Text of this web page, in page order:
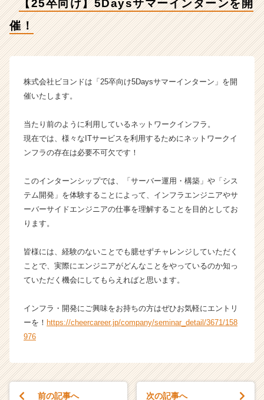
タ
イ
|
ャ
ー・
成
企
業
ウ
ト
が
就
活
ト
【25卒向け】5Daysサマーインターンを開
催！
株式会社ビヨンドは「25卒向け5Daysサマーインターン」を開
催いたします。
当たり前のように利用しているネットワークインフラ。
現在では、様々なITサービスを利用するためにネットワークイ
ンフラの存在は必要不可欠です！
このインターンシップでは、「サーバー運用・構築」や「シス
テム開発」を体験することによって、インフラエンジニアやサ
ーバーサイドエンジニアの仕事を理解することを目的としてお
ります。
皆様には、経験のないことでも臆せずチャレンジしていただく
ことで、実際にエンジニアがどんなことをやっているのか知っ
ていただく機会にしてもらえればと思います。
インフラ・開発にご興味をお持ちの方はぜひお気軽にエントリ
ーを！ https://cheercareer.jp/company/seminar_detail/3671/158
976
前の記事へ 次の記事へ